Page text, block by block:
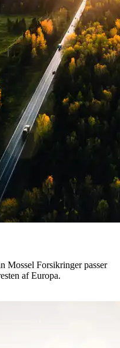
Mossel Forsikringer passer
af Europa.